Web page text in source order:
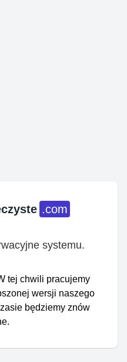
.com
systemu.
tej chwili pracujemy
wersji naszego
będziemy znów